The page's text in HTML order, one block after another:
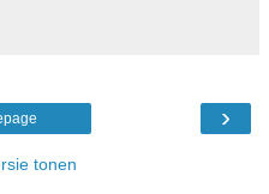
›
tonen